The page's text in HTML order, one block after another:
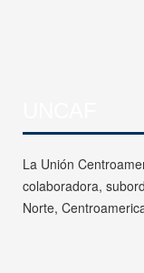
La Unión
colaboradora,
Norte,